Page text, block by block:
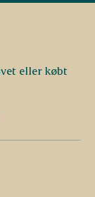
eller købt